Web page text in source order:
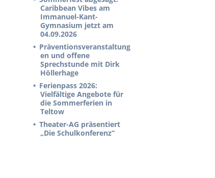
Caribbean Vibes am
Immanuel-Kant-
Gymnasium jetzt am
04.09.2026
Präventionsveranstaltung
en und offene
Sprechstunde mit Dirk
Höllerhage
Ferienpass 2026:
Vielfältige Angebote für
die Sommerferien in
Teltow
Theater-AG präsentiert
„Die Schulkonferenz“